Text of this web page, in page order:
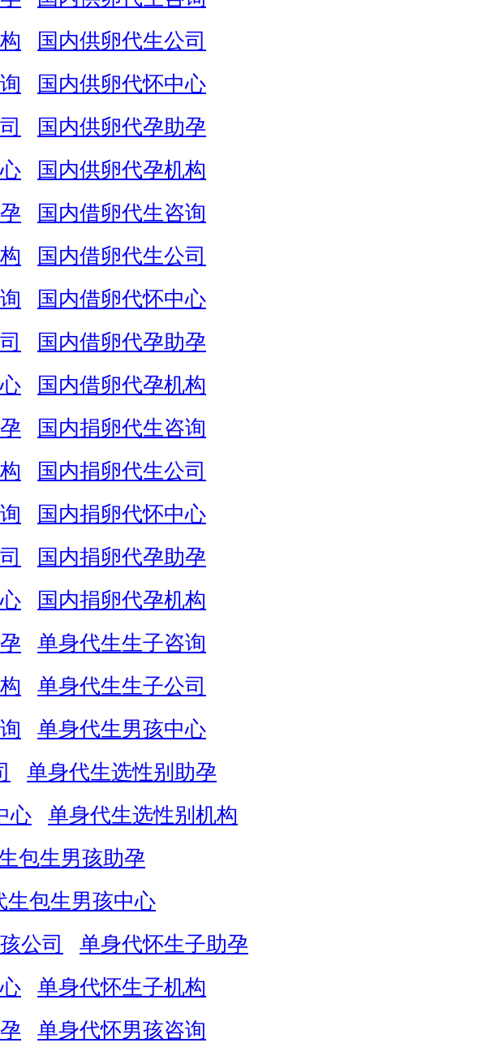
国内供卵代生公司
国内供卵代怀中心
国内供卵代孕助孕
国内供卵代孕机构
国内借卵代生咨询
国内借卵代生公司
国内借卵代怀中心
国内借卵代孕助孕
国内借卵代孕机构
国内捐卵代生咨询
国内捐卵代生公司
国内捐卵代怀中心
国内捐卵代孕助孕
国内捐卵代孕机构
单身代生生子咨询
单身代生生子公司
单身代生男孩中心
单身代生选性别助孕
心
单身代生选性别机构
包生男孩助孕
生包生男孩中心
公司
单身代怀生子助孕
单身代怀生子机构
单身代怀男孩咨询